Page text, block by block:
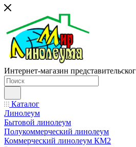
Интернет-магазин
Каталог
Линолеум
Бытовой линолеум
Полукоммерческий линолеум
Коммерческий линолеум КМ2